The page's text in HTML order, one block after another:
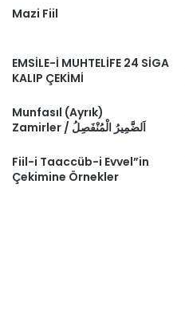
Mazi Fiil
EMSİLE-İ MUHTELİFE 24 SİGA
KALIP ÇEKİMİ
Munfasıl (Ayrık)
Zamirler / اَلضَّمِيرُ الْمُنْفَصِلُ
Fiil-i Taaccüb-i Evvel”in
Çekimine Örnekler